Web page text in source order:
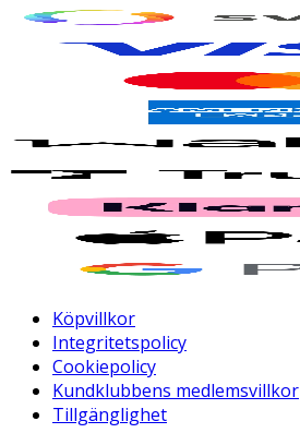
Köpvillkor
Integritetspolicy
Cookiepolicy
Kundklubbens medlemsvillkor
Tillgänglighet